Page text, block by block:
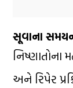
સૂવાના
નિષ્ણાતોના
અને રિપેર